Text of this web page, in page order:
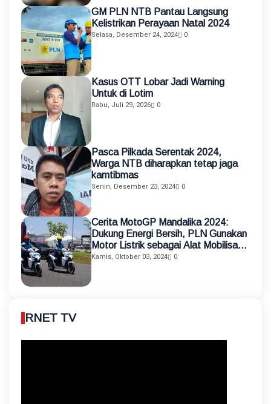
GM PLN NTB Pantau Langsung
Kelistrikan Perayaan Natal 2024
Selasa, Desember 24, 2024 0
Kasus OTT Lobar Jadi Warning
Untuk di Lotim
Rabu, Juli 29, 2026 0
Pasca Pilkada Serentak 2024,
Warga NTB diharapkan tetap jaga
kamtibmas
Senin, Desember 23, 2024 0
Cerita MotoGP Mandalika 2024:
Dukung Energi Bersih, PLN Gunakan
Motor Listrik sebagai Alat Mobilisasi
Petugas
Kamis, Oktober 03, 2024 0
RNET TV